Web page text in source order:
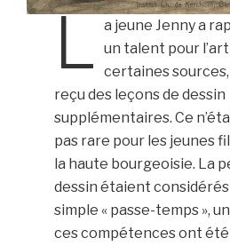
L a jeune Jenny a
un talent pour
certaines
reçu des leçons de dessin
supplémentaires. Ce
pas rare pour les jeunes
la haute bourgeoisie. La
dessin étaient
simple « passe-temps »,
ces compétences ont